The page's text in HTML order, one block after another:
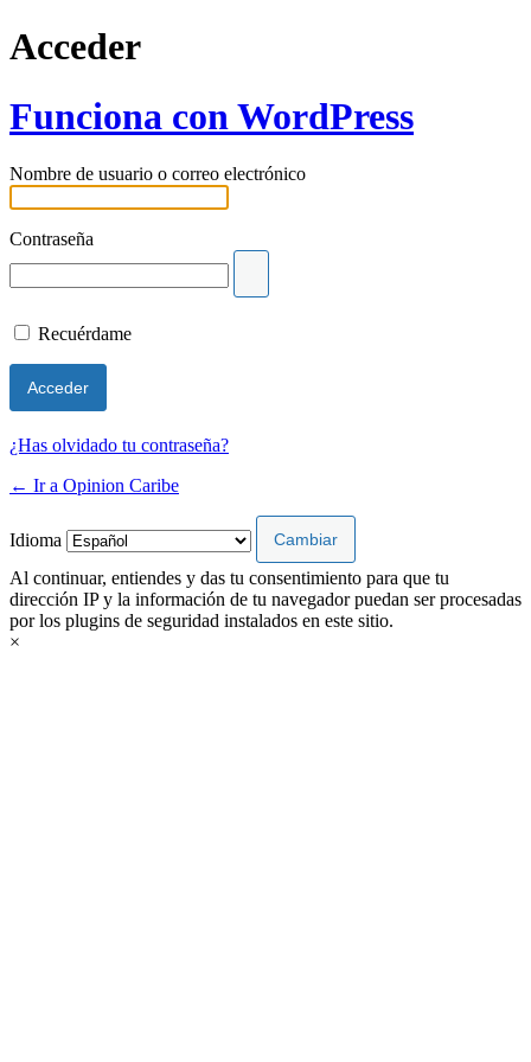
Acceder
Funciona con WordPress
Nombre de usuario o correo electrónico
Contraseña
Recuérdame
¿Has olvidado tu contraseña?
← Ir a Opinion Caribe
Idioma
Al continuar, entiendes y das tu consentimiento para que tu
dirección IP y la información de tu navegador puedan ser procesadas
por los plugins de seguridad instalados en este sitio.
×